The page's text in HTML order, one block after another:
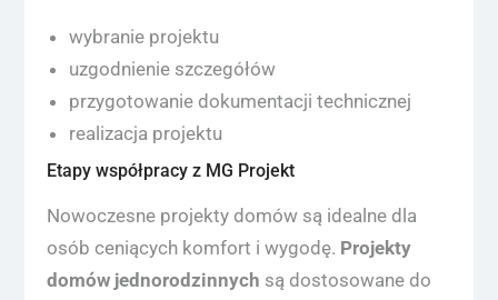
wybranie projektu
uzgodnienie szczegółów
przygotowanie dokumentacji technicznej
realizacja projektu
Etapy współpracy z MG Projekt
Nowoczesne projekty domów są idealne dla
osób ceniących komfort i wygodę. Projekty
domów jednorodzinnych są dostosowane do